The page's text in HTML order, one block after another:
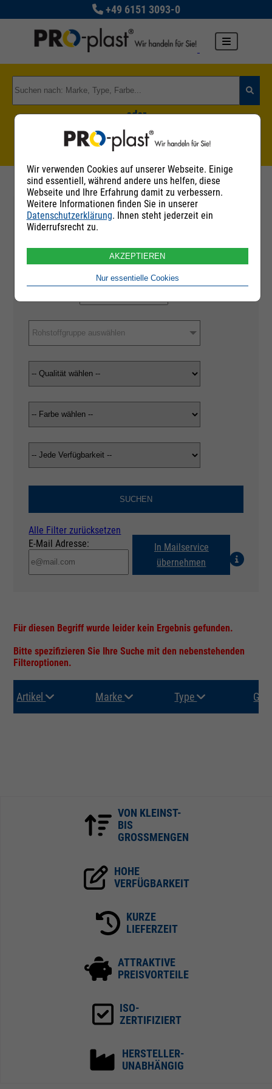
+49 6151 3093-0
oder
Zu den Rohstoffgruppen
Filter
Rohstoffgruppe auswählen
SUCHEN
Alle Filter zurücksetzen
E-Mail Adresse:
In Mailservice
übernehmen
Für diesen Begriff wurde leider kein Ergebnis gefunden.
Bitte spezifizieren Sie Ihre Suche mit den nebenstehenden
Filteroptionen.
Artikel Marke Type
VON KLEINST-
BIS
GROSSMENGEN
HOHE
VERFÜGBARKEIT
KURZE
LIEFERZEIT
ATTRAKTIVE
PREISVORTEILE
ISO-
ZERTIFIZIERT
HERSTELLER-
UNABHÄNGIG
Wir verwenden Cookies auf unserer Webseite. Einige
sind essentiell, während andere uns helfen, diese
Webseite und Ihre Erfahrung damit zu verbessern.
Weitere Informationen finden Sie in unserer
Datenschutzerklärung. Ihnen steht jederzeit ein
Widerrufsrecht zu.
AKZEPTIEREN
Nur essentielle Cookies